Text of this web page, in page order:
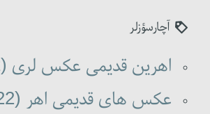
آچارسؤزلر
اهرین قدیمی عکس لری (22)
عکس های قدیمی اهر (22)